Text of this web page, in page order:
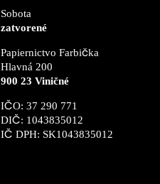
Sobota
zatvorené
Papiernictvo Farbička
Hlavná 200
900 23 Viničné
IČO: 37 290 771
DIČ: 1043835012
IČ DPH: SK1043835012